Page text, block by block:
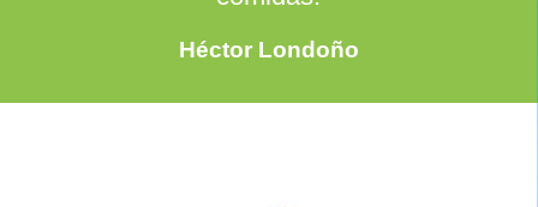
Héctor Londoño